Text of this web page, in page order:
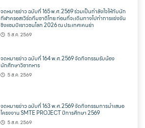
จดหมายข่าว ฉบับที่ 165 พ.ศ.2569 ร่วมเป็นกำลังใจให้กับนัก
กีฬาครอสเวิร์ดทีมชาติไทย ก่อนที่จะเดินทางไปทำการแข่งขัน
ชิงแชมป์เยาวชนโลก 2026 ณ ประเทศเคนย่า
5 ส.ค. 2569
จดหมายข่าว ฉบับที่ 164 พ.ศ.2569 จัดกิจกรรมรับน้อง
นักศึกษาวิชาทหาร
5 ส.ค. 2569
จดหมายข่าว ฉบับที่ 163 พ.ศ.2569 จัดกิจกรรมการนำเสนอ
โครงงาน SMTE PROJECT ปีการศึกษา 2569
5 ส.ค. 2569